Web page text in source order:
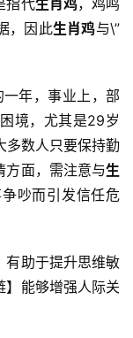
指代生肖鸡，鸡鸣
，因此生肖鸡与\”
年，事业上，部
境，尤其是29岁
多数人只要保持勤
方面，需注意与生
吵而引发信任危
有助于提升思维敏
】能够增强人际关